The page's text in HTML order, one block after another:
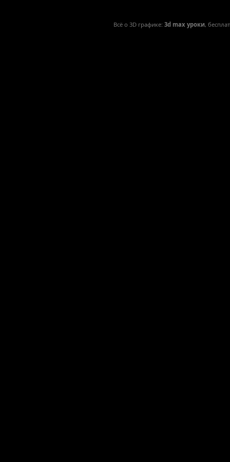
Всё о 3D графике: 3d max уроки,